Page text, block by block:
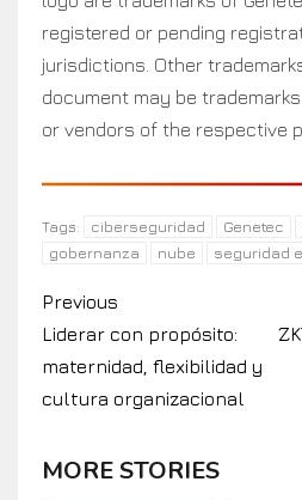
registered or pending
jurisdictions. Other
document may be
or vendors of the respective
Tags: ciberseguridad Genetec
gobernanza
nube seguridad
Previous
Liderar con propósito:
maternidad, flexibilidad y
cultura organizacional
MORE STORIES